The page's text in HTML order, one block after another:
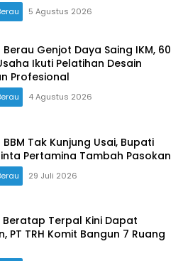
5 Agustus 2026
Berau Genjot Daya Saing IKM, 60
Ikuti Pelatihan Desain
Profesional
4 Agustus 2026
Tak Kunjung Usai, Bupati
Pertamina Tambah Pasokan
29 Juli 2026
Beratap Terpal Kini Dapat
PT TRH Komit Bangun 7 Ruang